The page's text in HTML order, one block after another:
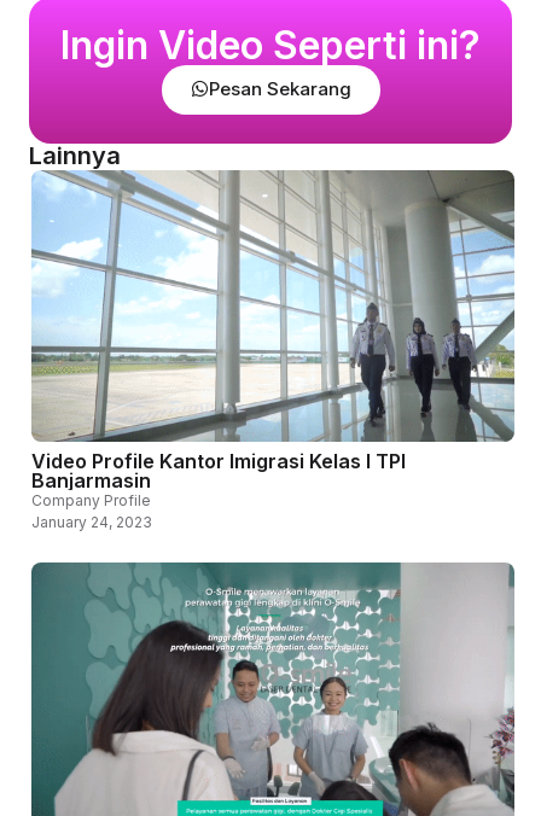
Ingin Video Seperti ini?
Pesan Sekarang
Lainnya
Video Profile Kantor Imigrasi Kelas I TPI
Banjarmasin
Company Profile
January 24, 2023